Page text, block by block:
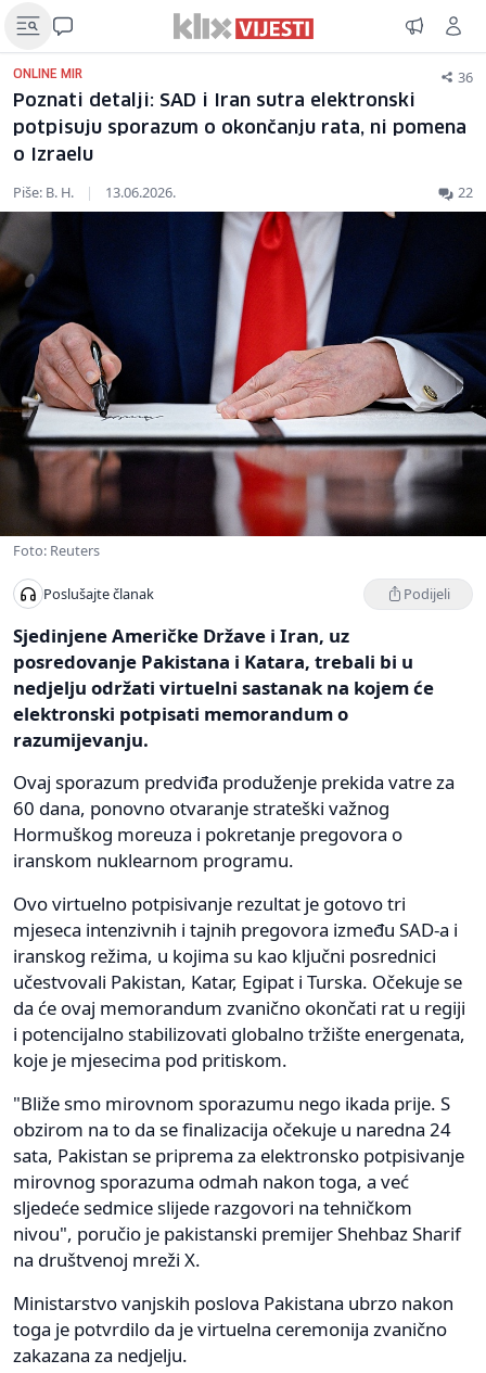
ONLINE MIR 36
Poznati detalji: SAD i Iran sutra elektronski
potpisuju sporazum o okončanju rata, ni pomena
o Izraelu
Piše: B. H. | 13.06.2026. 22
Foto: Reuters
Poslušajte članak Podijeli
Sjedinjene Američke Države i Iran, uz
posredovanje Pakistana i Katara, trebali bi u
nedjelju održati virtuelni sastanak na kojem će
elektronski potpisati memorandum o
razumijevanju.
Ovaj sporazum predviđa produženje prekida vatre za
60 dana, ponovno otvaranje strateški važnog
Hormuškog moreuza i pokretanje pregovora o
iranskom nuklearnom programu.
Ovo virtuelno potpisivanje rezultat je gotovo tri
mjeseca intenzivnih i tajnih pregovora između SAD-a i
iranskog režima, u kojima su kao ključni posrednici
učestvovali Pakistan, Katar, Egipat i Turska. Očekuje se
da će ovaj memorandum zvanično okončati rat u regiji
i potencijalno stabilizovati globalno tržište energenata,
koje je mjesecima pod pritiskom.
"Bliže smo mirovnom sporazumu nego ikada prije. S
obzirom na to da se finalizacija očekuje u naredna 24
sata, Pakistan se priprema za elektronsko potpisivanje
mirovnog sporazuma odmah nakon toga, a već
sljedeće sedmice slijede razgovori na tehničkom
nivou", poručio je pakistanski premijer Shehbaz Sharif
na društvenoj mreži X.
Ministarstvo vanjskih poslova Pakistana ubrzo nakon
toga je potvrdilo da je virtuelna ceremonija zvanično
zakazana za nedjelju.